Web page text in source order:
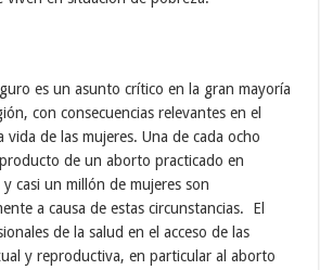
es un asunto crítico en la gran mayoría
con consecuencias relevantes en el
vida de las mujeres. Una de cada ocho
de un aborto practicado en
casi un millón de mujeres son
a causa de estas circunstancias. El
de la salud en el acceso de las
y reproductiva, en particular al aborto